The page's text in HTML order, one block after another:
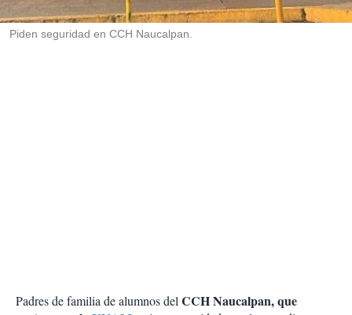
i
r
Piden seguridad en CCH Naucalpan.
Padres de familia de alumnos delCCH Naucalpan, que